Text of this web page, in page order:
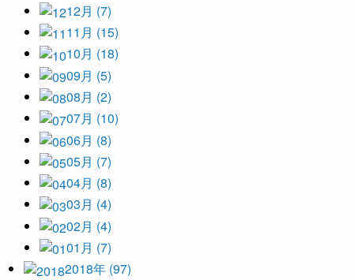
12月 (7)
11月 (15)
10月 (18)
09月 (5)
08月 (2)
07月 (10)
06月 (8)
05月 (7)
04月 (8)
03月 (4)
02月 (4)
01月 (7)
2018年 (97)